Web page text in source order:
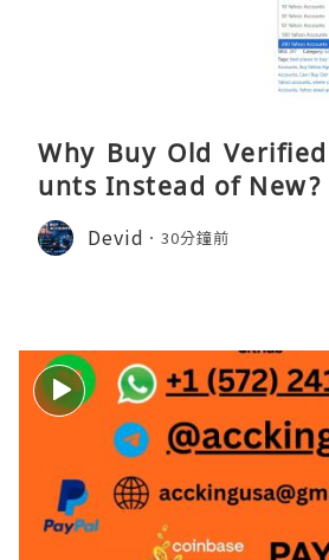
Why Buy Old
unts Instead of New?
Devid 30分鐘前